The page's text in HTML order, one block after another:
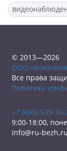
© 2013—2026
ООО
Все права
Политика
+7 (495) 539-
9:00-18:00,
info@ru-bezh.ru